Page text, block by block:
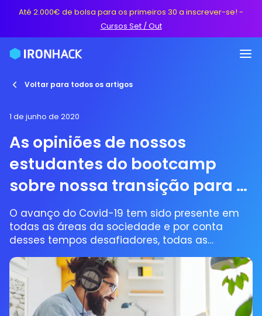
Até 2.000€ de bolsa para os primeiros 30 a inscrever-se! -
Cursos Set / Out
Voltar para todos os artigos
1 de junho de 2020
As opiniões de nossos
estudantes do bootcamp
sobre nossa transição para o
ensino remoto (parte I)
O avanço do Covid-19 tem sido presente em
todas as áreas da sociedade e por conta
desses tempos desafiadores, todas as
empresas estão se reinventando. Nós, assim
como outras, nos dedicamos a adotar
medidas que garantem a segurança de
nossos estudantes e professores.